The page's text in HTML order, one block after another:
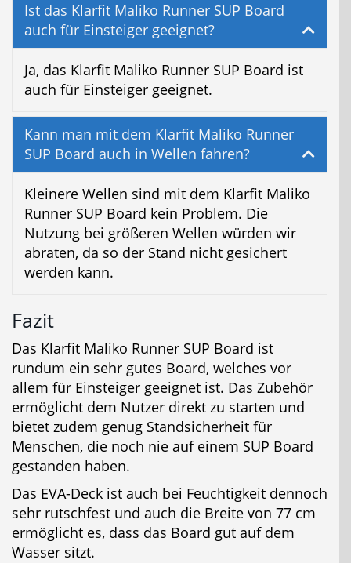
Ist das Klarfit Maliko Runner SUP Board
auch für Einsteiger geeignet?
Ja, das Klarfit Maliko Runner SUP Board ist
auch für Einsteiger geeignet.
Kann man mit dem Klarfit Maliko Runner
SUP Board auch in Wellen fahren?
Kleinere Wellen sind mit dem Klarfit Maliko
Runner SUP Board kein Problem. Die
Nutzung bei größeren Wellen würden wir
abraten, da so der Stand nicht gesichert
werden kann.
Fazit
Das Klarfit Maliko Runner SUP Board ist
rundum ein sehr gutes Board, welches vor
allem für Einsteiger geeignet ist. Das Zubehör
ermöglicht dem Nutzer direkt zu starten und
bietet zudem genug Standsicherheit für
Menschen, die noch nie auf einem SUP Board
gestanden haben.
Das EVA-Deck ist auch bei Feuchtigkeit dennoch
sehr rutschfest und auch die Breite von 77 cm
ermöglicht es, dass das Board gut auf dem
Wasser sitzt.